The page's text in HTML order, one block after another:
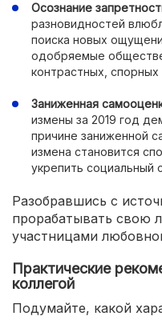
Осознание
разновидностей
поиска новых
одобряемые
контрастных, спорных
Заниженная
измены за 2019 год
причине заниженной
измена становится
укрепить социальный
Разобравшись с
прорабатывать свою
участницами
Практические
коллегой
Подумайте, какой